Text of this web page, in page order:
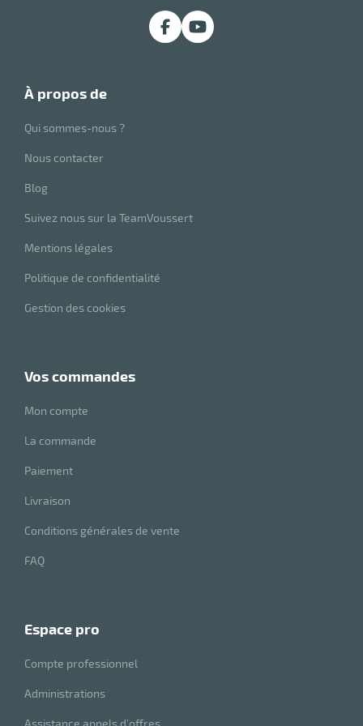
à propos de
Qui sommes-nous ?
Nous contacter
Blog
Suivez nous sur la TeamVoussert
Mentions légales
Politique de confidentialité
Gestion des cookies
vos commandes
Mon compte
La commande
Paiement
Livraison
Conditions générales de vente
FAQ
espace pro
Compte professionnel
Administrations
Assistance appels d’offres